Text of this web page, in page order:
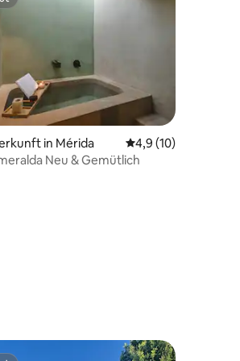
4,96 von 5, 110 Bewertungen
in Mérida Durchschnittliche
4,9 (10)
Neu & Gemütlich